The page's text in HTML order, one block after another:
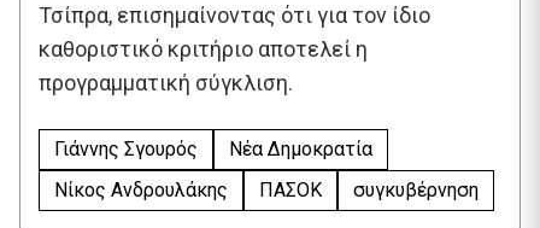
Τσίπρα, επισημαίνοντας ότι για τον ίδιο
καθοριστικό κριτήριο αποτελεί η
προγραμματική σύγκλιση.
Γιάννης Σγουρός
Νέα Δημοκρατία
Νίκος Ανδρουλάκης
ΠΑΣΟΚ συγκυβέρνηση